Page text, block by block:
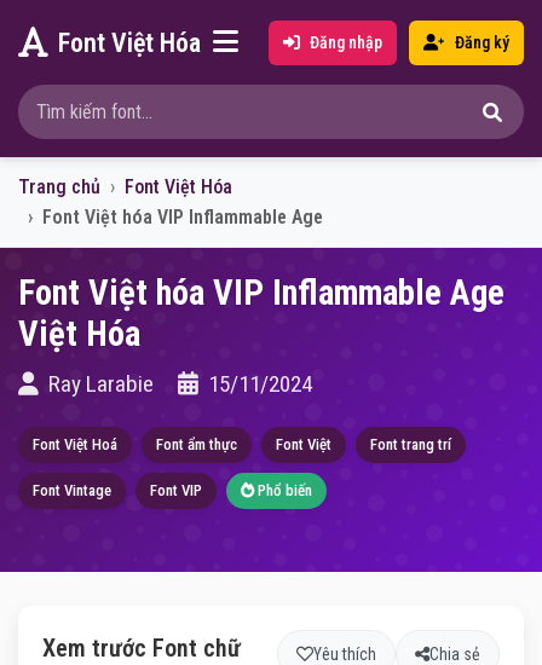
Font Việt Hóa Đăng nhập Đăng ký
Trang chủ
Font Việt Hóa
Font Việt hóa VIP Inflammable Age
Font Việt hóa VIP Inflammable Age
Việt Hóa
Ray Larabie 15/11/2024
Font Việt Hoá Font ẩm thực Font Việt Font trang trí
Font Vintage Font VIP Phổ biến
Xem trước Font chữ Yêu thích Chia sẻ